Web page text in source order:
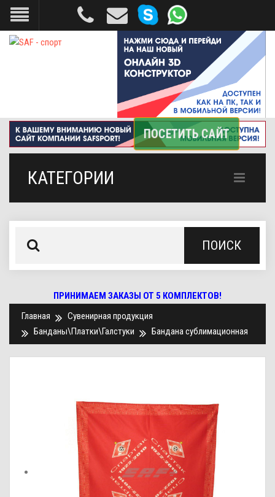
КАТЕГОРИИ
ПОИСК
ПРИНИМАЕМ ЗАКАЗЫ ОТ 5 КОМПЛЕКТОВ!
Главная
Сувенирная продукция
Банданы\Платки\Галстуки
Бандана сублимационная